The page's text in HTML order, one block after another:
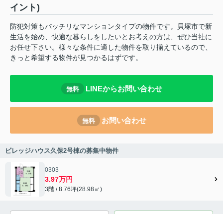
イント)
防犯対策もバッチリなマンションタイプの物件です。貝塚市で新
生活を始め、快適な暮らしをしたいとお考えの方は、ぜひ当社に
お任せ下さい。様々な条件に適した物件を取り揃えているので、
きっと希望する物件が見つかるはずです。
無料 LINEからお問い合わせ
無料 お問い合わせ
ビレッジハウス久保2号棟の募集中物件
0303
3.97万円
3階 / 8.76坪(28.98㎡)